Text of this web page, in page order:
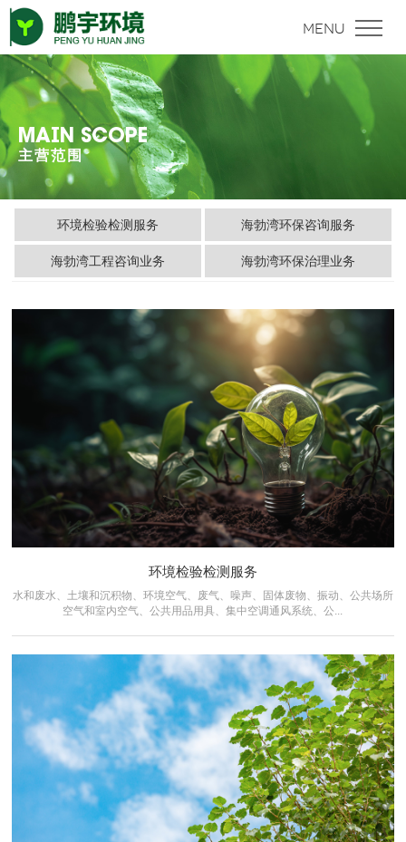
MAIN SCOPE
主营范围
环境检验检测服务 海勃湾环保咨询服务
海勃湾工程咨询业务 海勃湾环保治理业务
环境检验检测服务
水和废水、土壤和沉积物、环境空气、废气、噪声、固体废物、振动、公共场所
空气和室内空气、公共用品用具、集中空调通风系统、公...